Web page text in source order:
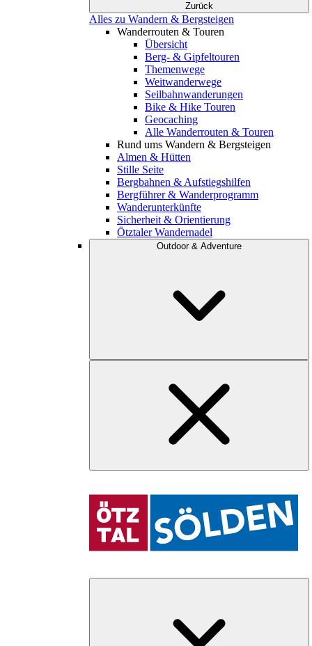
Zurück
Alles zu Wandern & Bergsteigen
Wanderrouten & Touren
Übersicht
Berg- & Gipfeltouren
Themenwege
Weitwanderwege
Seilbahnwanderungen
Bike & Hike Touren
Geocaching
Alle Wanderrouten & Touren
Rund ums Wandern & Bergsteigen
Almen & Hütten
Stille Seite
Bergbahnen & Aufstiegshilfen
Bergführer & Wanderprogramm
Wanderunterkünfte
Sicherheit & Orientierung
Ötztaler Wandernadel
Outdoor & Adventure